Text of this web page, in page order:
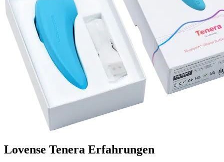
Lovense Tenera Erfahrungen